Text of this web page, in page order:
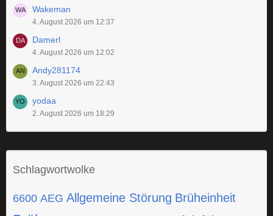
Wakeman
4. August 2026 um 12:37
Damerl
4. August 2026 um 12:02
Andy281174
3. August 2026 um 22:43
yodaa
2. August 2026 um 18:29
Schlagwortwolke
6600 AEG Allgemeine Störung Brüheinheit